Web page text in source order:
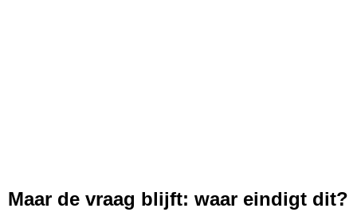
Maar de vraag blijft: waar eindigt dit?